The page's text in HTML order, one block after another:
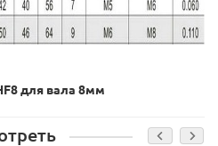
для вала 8мм